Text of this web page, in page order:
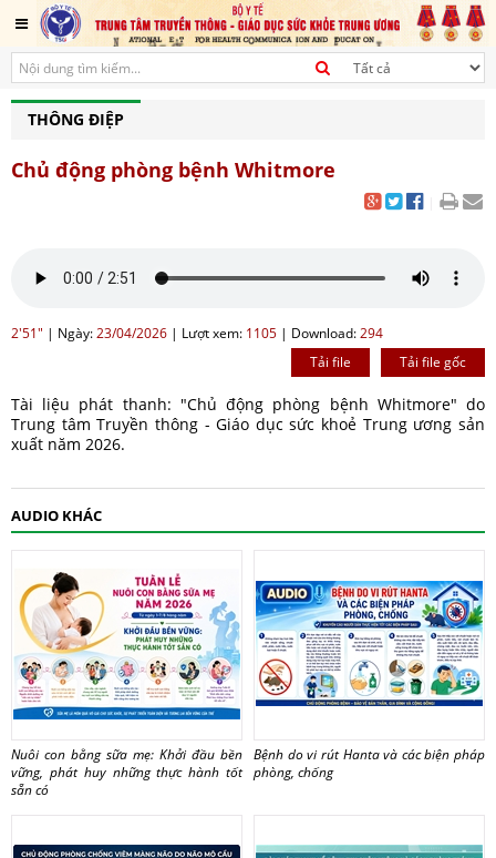
THÔNG ĐIỆP
Chủ động phòng bệnh Whitmore
2'51" | Ngày:23/04/2026 | Lượt xem: 1105 | Download:294
Tải file gốc
Tải file
Tài liệu phát thanh: "Chủ động phòng bệnh Whitmore" do
Trung tâm Truyền thông - Giáo dục sức khoẻ Trung ương sản
xuất năm 2026.
AUDIO KHÁC
Nuôi con bằng sữa mẹ: Khởi đầu bền
vững, phát huy những thực hành tốt
sẵn có
Bệnh do vi rút Hanta và các biện pháp
phòng, chống